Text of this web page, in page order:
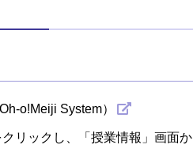
o!Meiji System）
リックし、「授業情報」画面